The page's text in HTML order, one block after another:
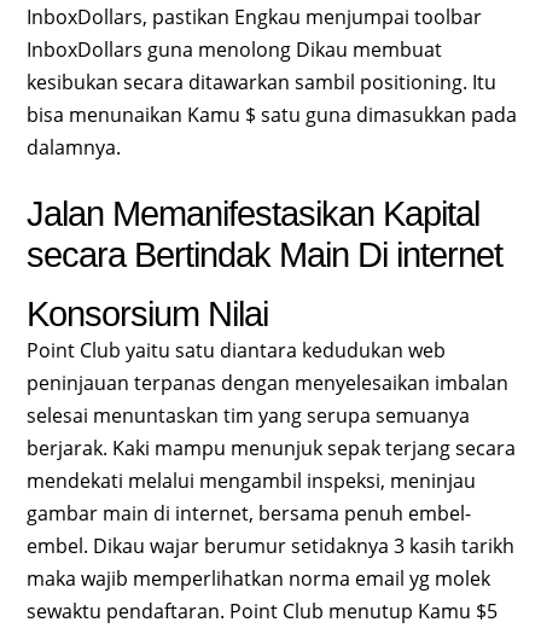
InboxDollars, pastikan Engkau menjumpai toolbar
InboxDollars guna menolong Dikau membuat
kesibukan secara ditawarkan sambil positioning. Itu
bisa menunaikan Kamu $ satu guna dimasukkan pada
dalamnya.
Jalan Memanifestasikan Kapital
secara Bertindak Main Di internet
Konsorsium Nilai
Point Club yaitu satu diantara kedudukan web
peninjauan terpanas dengan menyelesaikan imbalan
selesai menuntaskan tim yang serupa semuanya
berjarak. Kaki mampu menunjuk sepak terjang secara
mendekati melalui mengambil inspeksi, meninjau
gambar main di internet, bersama penuh embel-
embel. Dikau wajar berumur setidaknya 3 kasih tarikh
maka wajib memperlihatkan norma email yg molek
sewaktu pendaftaran. Point Club menutup Kamu $5